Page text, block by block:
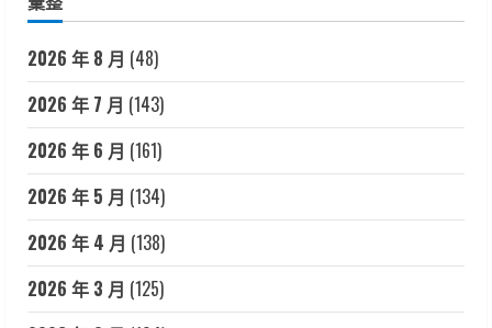
2026 年 8 月 (48)
2026 年 7 月 (143)
2026 年 6 月 (161)
2026 年 5 月 (134)
2026 年 4 月 (138)
2026 年 3 月 (125)